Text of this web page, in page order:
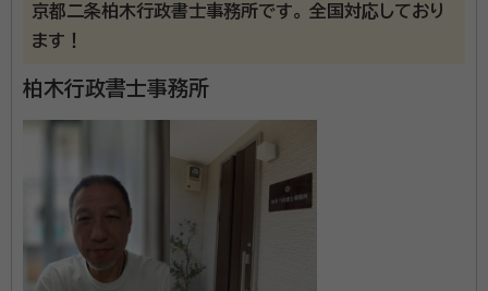
当事務所は、円町駅より徒歩5分ほどの場所にあり、好
アクセスです！時間をかけてじっくりとお客様の話を聴
き、納得できる結果になるように相談対応しておりま
まざまなお客様の対応をしているのでご安心ください。
特に、相続は家族の将来を左右する大切なものと考え、
ご遺族が争い合うことがない形で遺言書を作成できる
ようにしております。1家族の将来のために、誰もが納得
できる遺言書を作成したい方をはじめ、相続のお悩みが
ある方はぜひお気軽にご相談ください。
所属団体： 京都府行政書士会
京都二条柏木行政書士事務所です。 全国対応しており
ます！
柏木行政書士事務所